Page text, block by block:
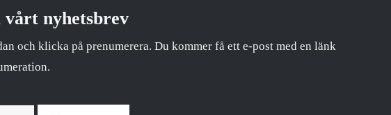
nyhetsbrev
och klicka på prenumerera. Du kommer få ett e-post med en länk